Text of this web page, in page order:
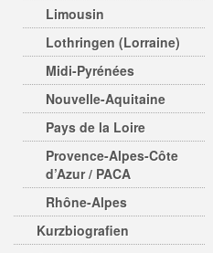
Limousin
Lothringen (Lorraine)
Midi-Pyrénées
Nouvelle-Aquitaine
Pays de la Loire
Provence-Alpes-Côte
d’Azur / PACA
Rhône-Alpes
Kurzbiografien